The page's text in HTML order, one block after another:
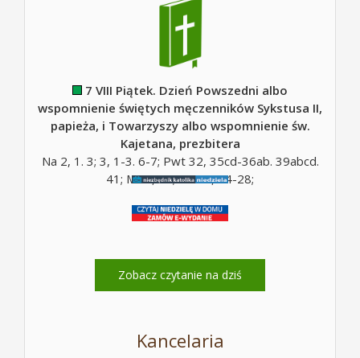
7 VIII Piątek. Dzień Powszedni albo
wspomnienie świętych męczenników Sykstusa II,
papieża, i Towarzyszy albo wspomnienie św.
Kajetana, prezbitera
Na 2, 1. 3; 3, 1-3. 6-7; Pwt 32, 35cd-36ab. 39abcd.
41; Mt 5, 10; Mt 16, 24-28;
Zobacz czytanie na dziś
Kancelaria